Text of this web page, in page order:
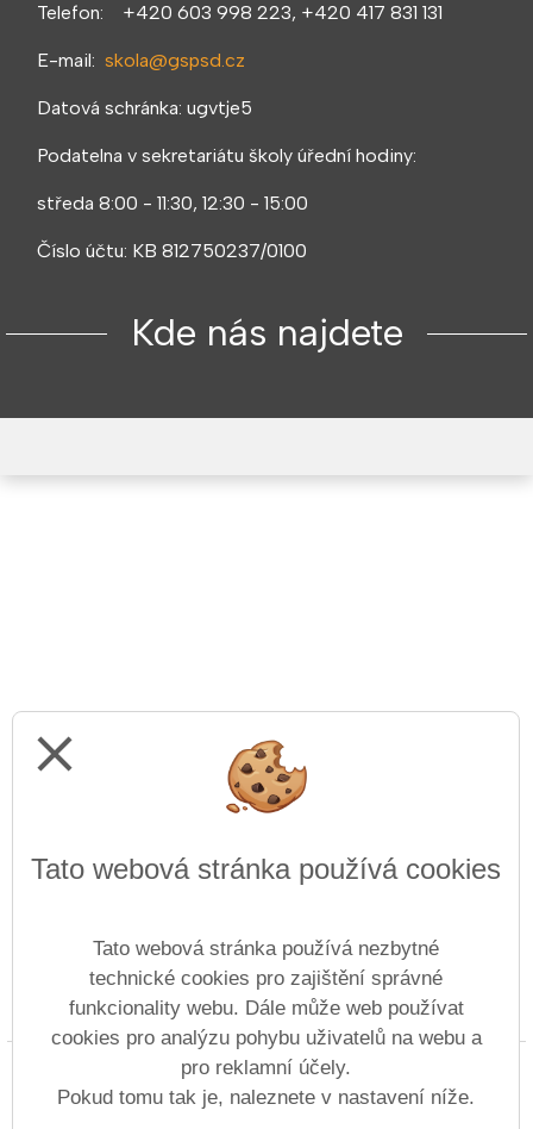
Telefon: +420 603 998 223, +420 417 831 131
E-mail: skola@gspsd.cz
Datová schránka: ugvtje5
Podatelna v sekretariátu školy úřední hodiny:
středa 8:00 - 11:30, 12:30 - 15:00
Číslo účtu: KB 812750237/0100
Kde nás najdete
Prohlášení o přístupnosti Mapa webu Cookies
Copyright © 2014 - 2026 Gymnázium a Střední
průmyslová škola Duchcov &
Vitalex Group
close
Tato webová stránka používá cookies
Tato webová stránka používá nezbytné
technické cookies pro zajištění správné
funkcionality webu. Dále může web používat
cookies pro analýzu pohybu uživatelů na webu a
pro reklamní účely.
Pokud tomu tak je, naleznete v nastavení níže.